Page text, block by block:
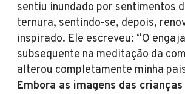
sentiu inundado por sentimentos
ternura, sentindo-se, depois,
inspirado. Ele escreveu: “O
subsequente na meditação da
alterou completamente minha
Embora as imagens das crianças